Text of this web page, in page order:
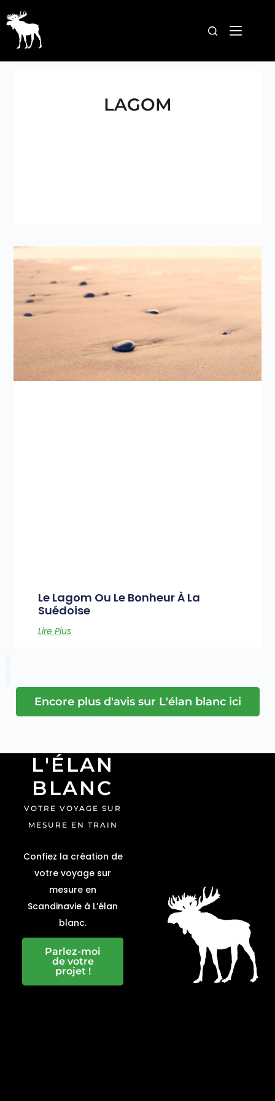
LAGOM
Le Lagom Ou Le Bonheur À La
Suédoise
Lire Plus
Encore plus d'avis sur L'élan blanc ici
L'ÉLAN
BLANC
VOTRE VOYAGE SUR
MESURE EN TRAIN
Confiez la création de
votre voyage sur
mesure en
Scandinavie à L’élan
blanc.
Parlez-moi
de votre
projet !